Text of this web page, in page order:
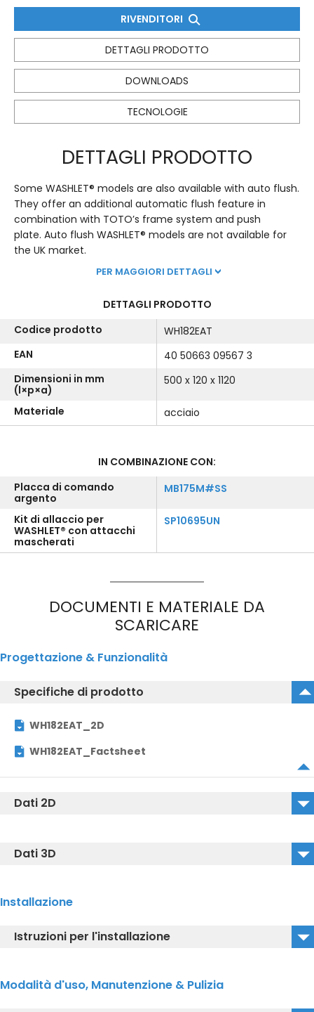
RIVENDITORI
DETTAGLI PRODOTTO
DOWNLOADS
TECNOLOGIE
DETTAGLI PRODOTTO
Some WASHLET® models are also available with auto flush.
They offer an additional automatic flush feature in
combination with TOTO’s frame system and push
plate. Auto flush WASHLET® models are not available for
the UK market.
PER MAGGIORI DETTAGLI
DETTAGLI PRODOTTO
Codice prodotto
WH182EAT
EAN
40 50663 09567 3
Dimensioni in mm
(l×p×a)
500 x 120 x 1120
Materiale acciaio
IN COMBINAZIONE CON:
Placca di comando
argento
MB175M#SS
Kit di allaccio per
WASHLET® con attacchi
mascherati
SP10695UN
DOCUMENTI E MATERIALE DA
SCARICARE
Progettazione & Funzionalità
Specifiche di prodotto
WH182EAT_2D
WH182EAT_Factsheet
Dati 2D
Dati 3D
WH182EAT_3D_IGS
Installazione
Istruzioni per l'installazione
Modalità d'uso, Manutenzione & Pulizia